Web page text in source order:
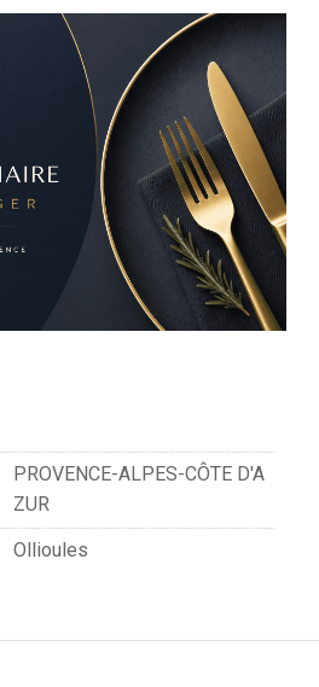
PROVENCE-ALPES-CÔTE D'A
ZUR
Ollioules